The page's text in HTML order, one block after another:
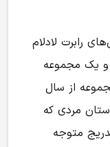
رابرت لادلام
و یک مجموعه
از سال
مردی که
متوجه